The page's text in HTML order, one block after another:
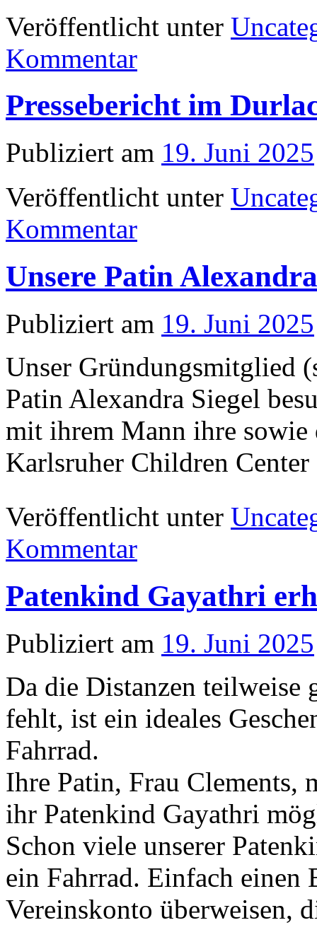
Veröffentlicht unter
Kommentar
Pressebericht im
Publiziert am 19. Juni 2025
Veröffentlicht unter
Kommentar
Unsere Patin
Publiziert am 19. Juni 2025
Unser Gründungsmitglied
Patin Alexandra Siegel
mit ihrem Mann ihre sowie
Karlsruher Children Center
Veröffentlicht unter
Kommentar
Patenkind Gayathri
Publiziert am 19. Juni 2025
Da die Distanzen teilweise
fehlt, ist ein ideales
Fahrrad.
Ihre Patin, Frau Clements,
ihr Patenkind Gayathri
Schon viele unserer
ein Fahrrad. Einfach einen
Vereinskonto überweisen,